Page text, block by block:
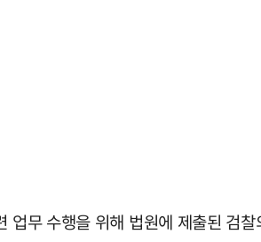
무 수행을 위해 법원에 제출된 검